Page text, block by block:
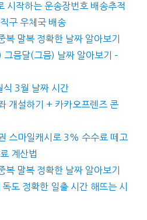
시작하는 운송장번호 배송추적
구 우체국 배송
말복 정확한 날짜 알아보기
믐달(그믐) 날짜 알아보기 –
식 3월 날짜 시간
개설하기 + 카카오프렌즈 콘
스마일캐시로 3% 수수료 떼고
계산법
말복 정확한 날짜 알아보기
도 정확한 일출 시간 해뜨는 시